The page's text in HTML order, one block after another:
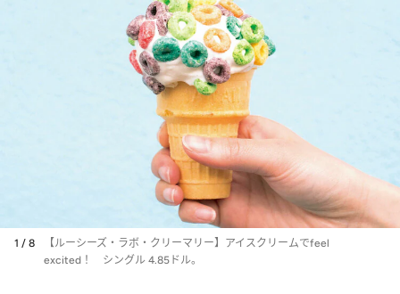
1 / 8
【ルーシーズ・ラボ・クリーマリー】アイスクリームでfeel
excited！ シングル 4.85ドル。